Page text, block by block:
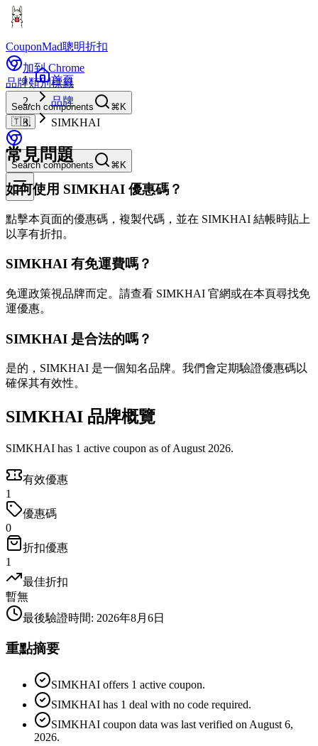
CouponMad聰明折扣
加到 Chrome
品牌類別標籤
Search components
⌘K
🇹🇼
Search components ⌘K
首頁
品牌
SIMKHAI
常見問題
如何使用 SIMKHAI 優惠碼？
點擊本頁面的優惠碼，複製代碼，並在 SIMKHAI 結帳時貼上
以享有折扣。
SIMKHAI 有免運費嗎？
免運政策視品牌而定。請查看 SIMKHAI 官網或在本頁尋找免
運優惠。
SIMKHAI 是合法的嗎？
是的，SIMKHAI 是一個知名品牌。我們會定期驗證優惠碼以
確保其有效性。
SIMKHAI 品牌概覽
SIMKHAI has 1 active coupon as of August 2026.
有效優惠
1
優惠碼
0
折扣優惠
1
最佳折扣
暫無
最後驗證時間: 2026年8月6日
重點摘要
SIMKHAI offers 1 active coupon.
SIMKHAI has 1 deal with no code required.
SIMKHAI coupon data was last verified on August 6,
2026.